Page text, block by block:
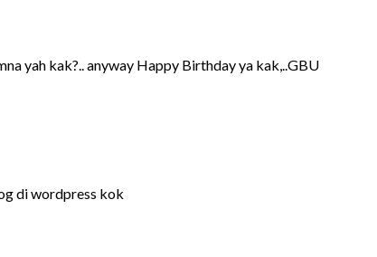
yah kak?.. anyway Happy Birthday ya kak,..GBU
di wordpress kok